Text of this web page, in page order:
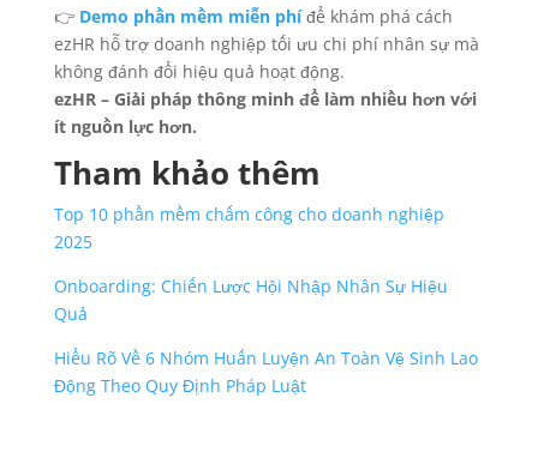
👉 Demo phần mềm miễn phíđể khám phá cách
ezHR hỗ trợ doanh nghiệp tối ưu chi phí nhân sự mà
không đánh đổi hiệu quả hoạt động.
ezHR – Giải pháp thông minh để làm nhiều hơn với
ít nguồn lực hơn.
Tham khảo thêm
Top 10 phần mềm chấm công cho doanh nghiệp
2025
Onboarding: Chiến Lược Hội Nhập Nhân Sự Hiệu
Quả
Hiểu Rõ Về 6 Nhóm Huấn Luyện An Toàn Vệ Sinh Lao
Động Theo Quy Định Pháp Luật